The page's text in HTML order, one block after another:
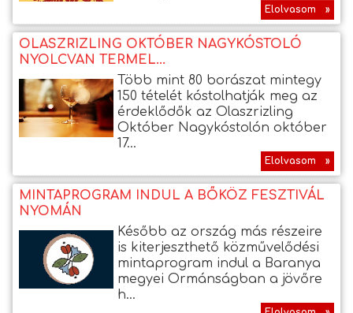
Elolvasom »
OLASZRIZLING OKTÓBER NAGYKÓSTOLÓ
NYOLCVAN TERMEL...
Több mint 80 borászat mintegy
150 tételét kóstolhatják meg az
érdeklődők az Olaszrizling
Október Nagykóstolón október
17...
Elolvasom »
MINTAPROGRAM INDUL A BŐKÖZ FESZTIVÁL
NYOMÁN
Később az ország más részeire
is kiterjeszthető közművelődési
mintaprogram indul a Baranya
megyei Ormánságban a jövőre
h...